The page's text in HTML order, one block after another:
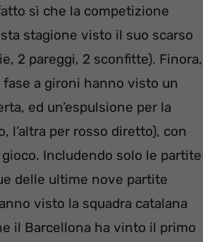
sì che la competizione
stagione visto il suo scarso
2 pareggi, 2 sconfitte). Finora,
a gironi hanno visto un
ed un’espulsione per la
l’altra per rosso diretto), con
Includendo solo le
delle ultime nove partite
visto la squadra catalana
il Barcellona ha vinto il primo